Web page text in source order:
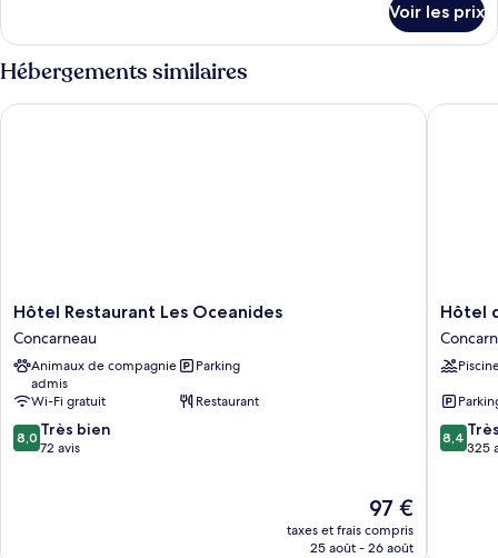
Chambre
Triple,
plusieurs
lits
le
type
de
chambre
Chambre
Voir les prix
Hébergements similaires
Hôtel
Restaurant
Les
Oceanides
Concarneau
Hôtel Restaurant Les Oceanides
Concarneau
Animaux de compagnie
admis
Parking
Wi-Fi gratuit
Restaurant
8.0
sur
8,0 Très bien
72 avis
Le
nouveau
prix
97 €
taxes et frais compris
25 août - 26 août
Hôtel Restaurant Les Oceanides
Hôtel
de
l’Océan
Hôtel
8.4
sur
8,4
325
Hôtel